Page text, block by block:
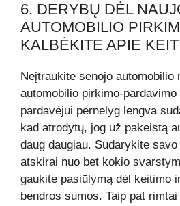
6. DERYBŲ DĖL
AUTOMOBILIO
KALBĖKITE APIE
Neįtraukite senojo automobilio
automobilio pirkimo-
pardavėjui pernelyg lengva
kad atrodytų, jog už pakeistą
daug daugiau. Sudarykite
atskirai nuo bet kokio
gaukite pasiūlymą dėl keitimo
bendros sumos. Taip pat